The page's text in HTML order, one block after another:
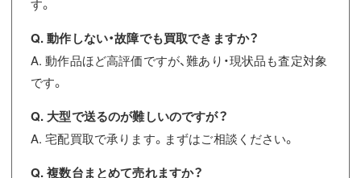
す。
Q. 動作しない・故障でも買取できますか？
A. 動作品ほど高評価ですが、難あり・現状品も査定対象
です。
Q. 大型で送るのが難しいのですが？
A. 宅配買取で承ります。まずはご相談ください。
Q. 複数台まとめて売れますか？